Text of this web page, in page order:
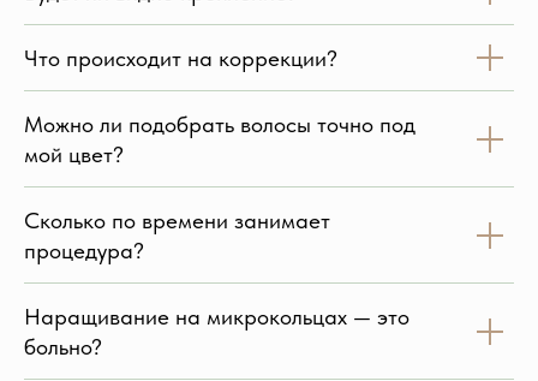
Что происходит на коррекции?
Можно ли подобрать волосы точно под
мой цвет?
Сколько по времени занимает
процедура?
Наращивание на микрокольцах — это
больно?